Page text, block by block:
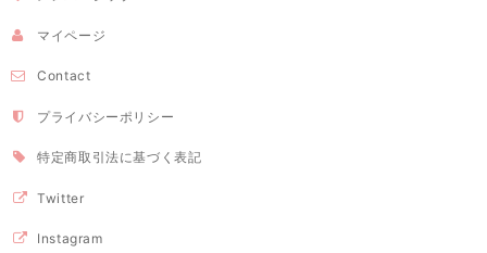
マイページ
Contact
プライバシーポリシー
特定商取引法に基づく表記
Twitter
Instagram